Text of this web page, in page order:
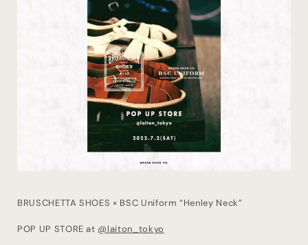
BRUSCHETTA SHOES × BSC Uniform “Henley Neck”
POP UP STORE at @laiton_tokyo